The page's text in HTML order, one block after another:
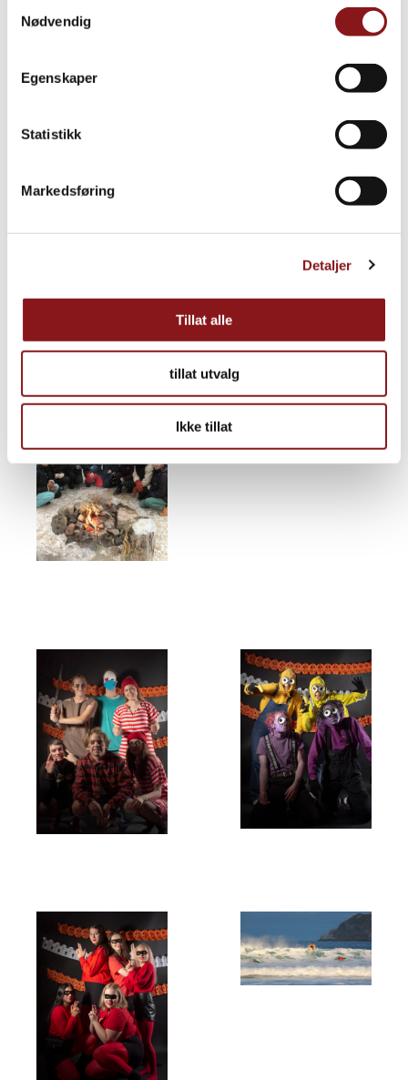
Nødvendig
Egenskaper
Statistikk
Markedsføring
Detaljer
Tillat alle
tillat utvalg
Ikke tillat